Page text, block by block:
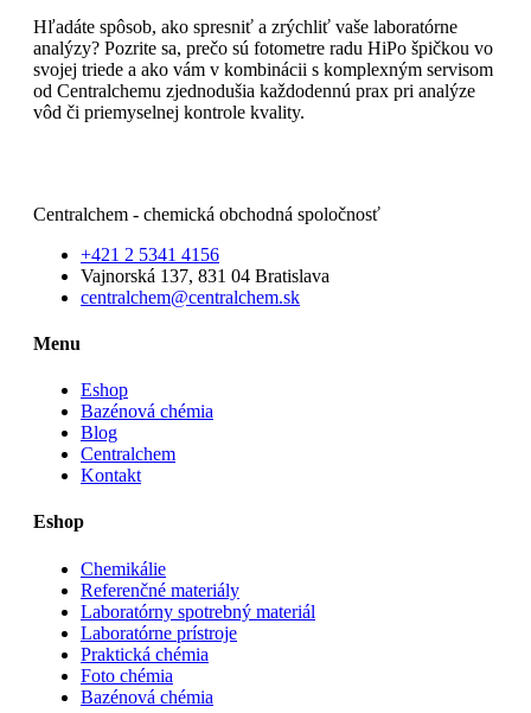
Hľadáte spôsob, ako spresniť a zrýchliť vaše laboratórne
analýzy? Pozrite sa, prečo sú fotometre radu HiPo špičkou vo
svojej triede a ako vám v kombinácii s komplexným servisom
od Centralchemu zjednodušia každodennú prax pri analýze
vôd či priemyselnej kontrole kvality.
Centralchem - chemická obchodná spoločnosť
+421 2 5341 4156
Vajnorská 137, 831 04 Bratislava
centralchem@centralchem.sk
Menu
Eshop
Bazénová chémia
Blog
Centralchem
Kontakt
Eshop
Chemikálie
Referenčné materiály
Laboratórny spotrebný materiál
Laboratórne prístroje
Praktická chémia
Foto chémia
Bazénová chémia